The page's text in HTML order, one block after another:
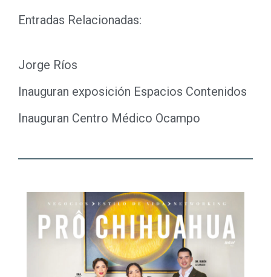
Entradas Relacionadas:
Jorge Ríos
Inauguran exposición Espacios Contenidos
Inauguran Centro Médico Ocampo